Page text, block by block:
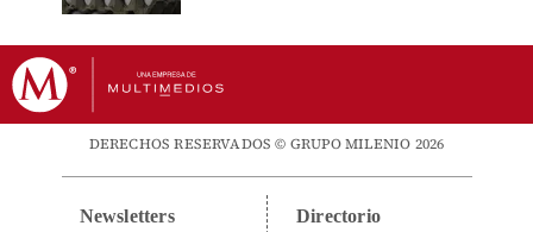
DERECHOS RESERVADOS © GRUPO MILENIO 2026
Newsletters Directorio